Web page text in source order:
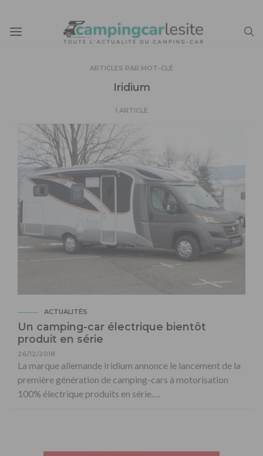
ARTICLES PAR MOT-CLÉ
Iridium
1 ARTICLE
ACTUALITÉS
Un camping-car électrique bientôt
produit en série
26/12/2018
La marque allemande Iridium annonce le lancement de la
première génération de camping-cars à motorisation
100% électrique produits en série.…